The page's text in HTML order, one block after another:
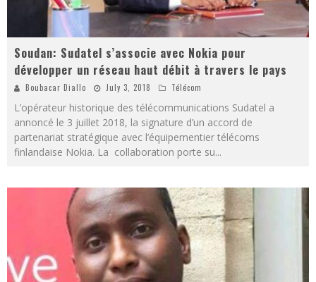
Soudan: Sudatel s’associe avec Nokia pour
développer un réseau haut débit à travers le pays
Boubacar Diallo July 3, 2018 Télécom
L’opérateur historique des télécommunications Sudatel a
annoncé le 3 juillet 2018, la signature d’un accord de
partenariat stratégique avec l’équipementier télécoms
finlandaise Nokia. La collaboration porte su...